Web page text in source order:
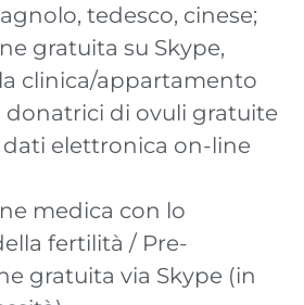
tedesco, cinese;
gratuita su Skype,
clinica/appartamento
donatrici di ovuli gratuite
dati elettronica on-line
medica con lo
fertilità / Pre-
gratuita via Skype (in